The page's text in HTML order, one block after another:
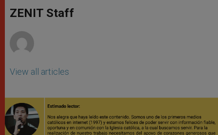
p
p
g
e
o
k
ZENIT Staff
View all articles